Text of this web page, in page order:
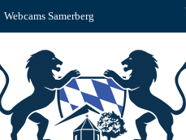
Webcams Samerberg